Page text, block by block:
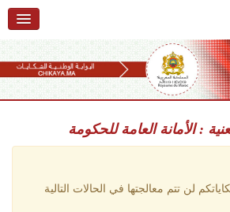
: الأمانة العامة للحكومة
لن تتم معالجتها في الحالات التالية